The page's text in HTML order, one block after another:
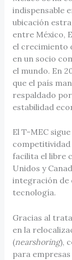
indispensable
ubicación
entre México,
el crecimiento
en un socio
el mundo. En
que el país
respaldado
estabilidad
El T-MEC
competitividad
facilita el libre
Unidos y
integración de
tecnología.
Gracias al
en la
(nearshoring),
para